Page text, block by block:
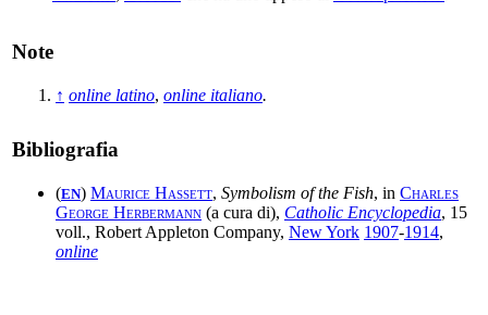
Note
↑ online latino, online italiano.
Bibliografia
(EN) Maurice Hassett, Symbolism of the Fish, in Charles
George Herbermann (a cura di), Catholic Encyclopedia, 15
voll., Robert Appleton Company, New York 1907-1914,
online